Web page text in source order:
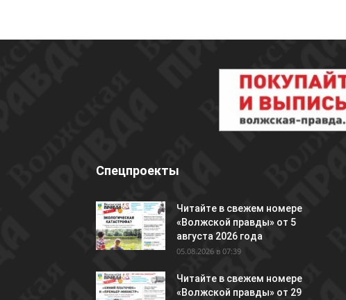
Спецпроекты
Читайте в свежем номере
«Волжской правды» от 5
августа 2026 года
05.08.2026 в 07:39
Читайте в свежем номере
«Волжской правды» от 29